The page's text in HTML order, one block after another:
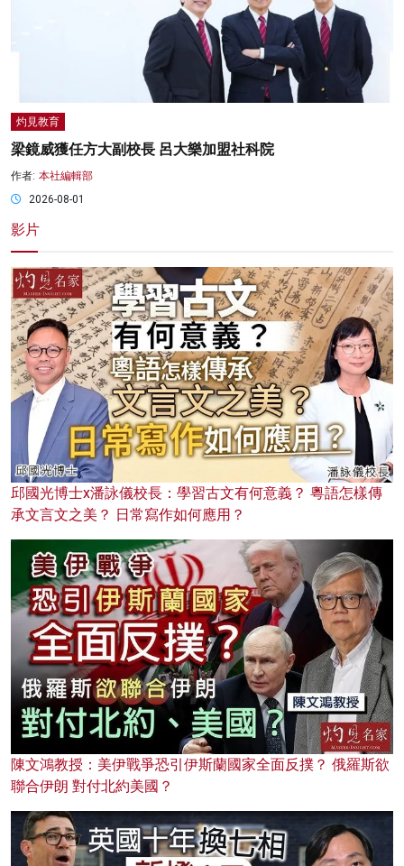
灼見教育
梁鏡威獲任方大副校長 呂大樂加盟社科院
作者: 本社編輯部
2026-08-01
影片
邱國光博士x潘詠儀校長：學習古文有何意義？ 粵語怎樣傳
承文言文之美？ 日常寫作如何應用？
陳文鴻教授：美伊戰爭恐引伊斯蘭國家全面反撲？ 俄羅斯欲
聯合伊朗 對付北約美國？